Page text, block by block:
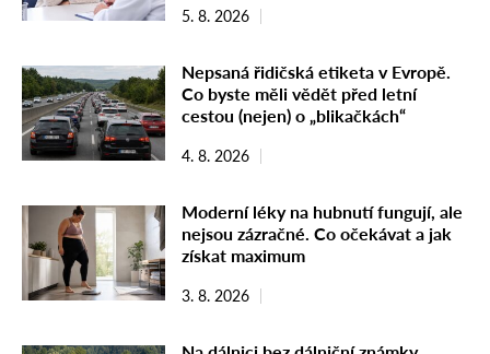
5. 8. 2026
Nepsaná řidičská etiketa v Evropě.
Co byste měli vědět před letní
cestou (nejen) o „blikačkách“
4. 8. 2026
Moderní léky na hubnutí fungují, ale
nejsou zázračné. Co očekávat a jak
získat maximum
3. 8. 2026